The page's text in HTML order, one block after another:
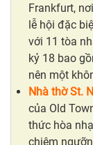
Frankfurt,
lễ hội đặc
với 11 tòa
kỷ 18 bao
nên một
Nhà thờ St.
của Old
thức hòa
chiêm